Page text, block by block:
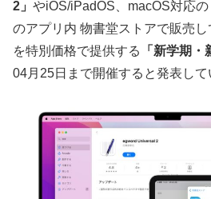
2」 やiOS/iPadOS、macOS対応の
のアプリ内 物書堂ストアで販売
を特別価格で提供する
「新学期・
04月25日まで開催すると発表して